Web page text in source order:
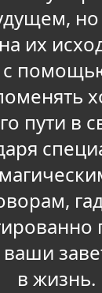
но
их
пути в
ваши
в жизнь.